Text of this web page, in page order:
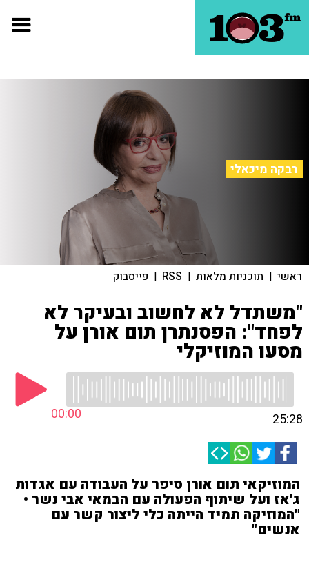
רבקה מיכאלי
ראשי | תוכניות מלאות |
RSS
| פייסבוק
"משתדל לא לחשוב ובעיקר לא
לפחד": הפסנתרן תום אורן על
מסעו המוזיקלי
00:00 25:28
המוזיקאי תום אורן סיפר על העבודה עם אגדות
ג'אז ועל שיתוף הפעולה עם הבמאי אבי נשר •
"המוזיקה תמיד הייתה כלי ליצור קשר עם
אנשים"